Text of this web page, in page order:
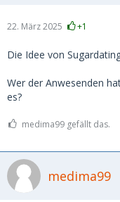
22. März 2025 +1
Die Idee von
Wer der Anwesenden
es?
medima99 gefällt das.
medima99